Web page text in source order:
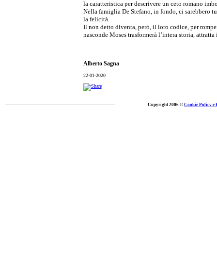
la caratteristica per descrivere un ceto romano
Nella famiglia De Stefano, in fondo, ci sarebbero
la felicità.
Il non detto diventa, però, il loro codice, per
nasconde Moses trasformerà l’intera storia,
Alberto Sagna
22-01-2020
Copyright 2006 © Cookie Policy e